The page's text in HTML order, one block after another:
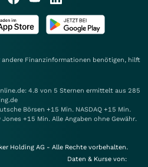
andere Finanzinformationen benötigen, hilft
4.8 von 5 Sternen ermittelt aus 285
Börsen +15 Min. NASDAQ +15 Min.
Jones +15 Min. Alle Angaben ohne Gewähr.
Holding AG - Alle Rechte vorbehalten.
Daten & Kurse von: